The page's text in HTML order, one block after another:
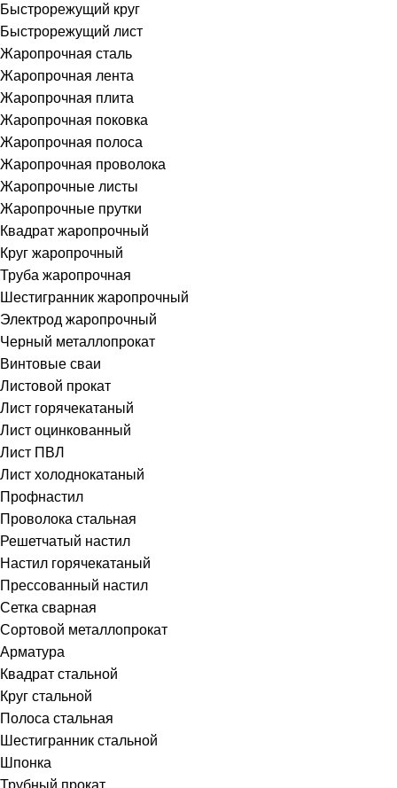
Быстрорежущий круг
Быстрорежущий лист
Жаропрочная сталь
Жаропрочная лента
Жаропрочная плита
Жаропрочная поковка
Жаропрочная полоса
Жаропрочная проволока
Жаропрочные листы
Жаропрочные прутки
Квадрат жаропрочный
Круг жаропрочный
Труба жаропрочная
Шестигранник жаропрочный
Электрод жаропрочный
Черный металлопрокат
Винтовые сваи
Листовой прокат
Лист горячекатаный
Лист оцинкованный
Лист ПВЛ
Лист холоднокатаный
Профнастил
Проволока стальная
Решетчатый настил
Настил горячекатаный
Прессованный настил
Сетка сварная
Сортовой металлопрокат
Арматура
Квадрат стальной
Круг стальной
Полоса стальная
Шестигранник стальной
Шпонка
Трубный прокат